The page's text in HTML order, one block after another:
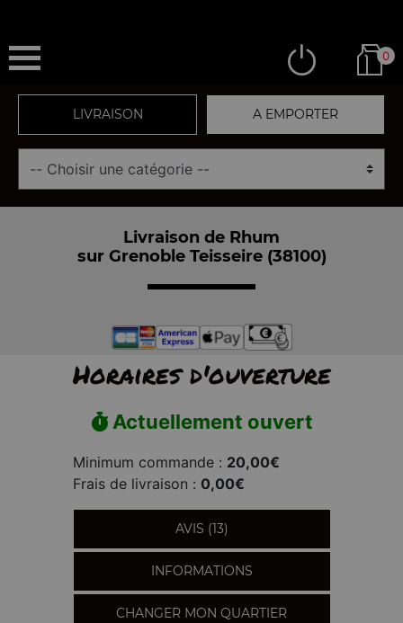
0
LIVRAISON A EMPORTER
Livraison de Rhum
sur Grenoble Teisseire (38100)
Horaires d'ouverture
Actuellement ouvert
Minimum commande : 20,00€
Frais de livraison : 0,00€
AVIS (13)
INFORMATIONS
CHANGER MON QUARTIER